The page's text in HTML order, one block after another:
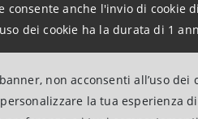
anche l'invio di cookie
dei cookie ha la durata di 1
non acconsenti all’uso dei
la tua esperienza
operativo strumentale:
di avere beni e servizi
totale del costo